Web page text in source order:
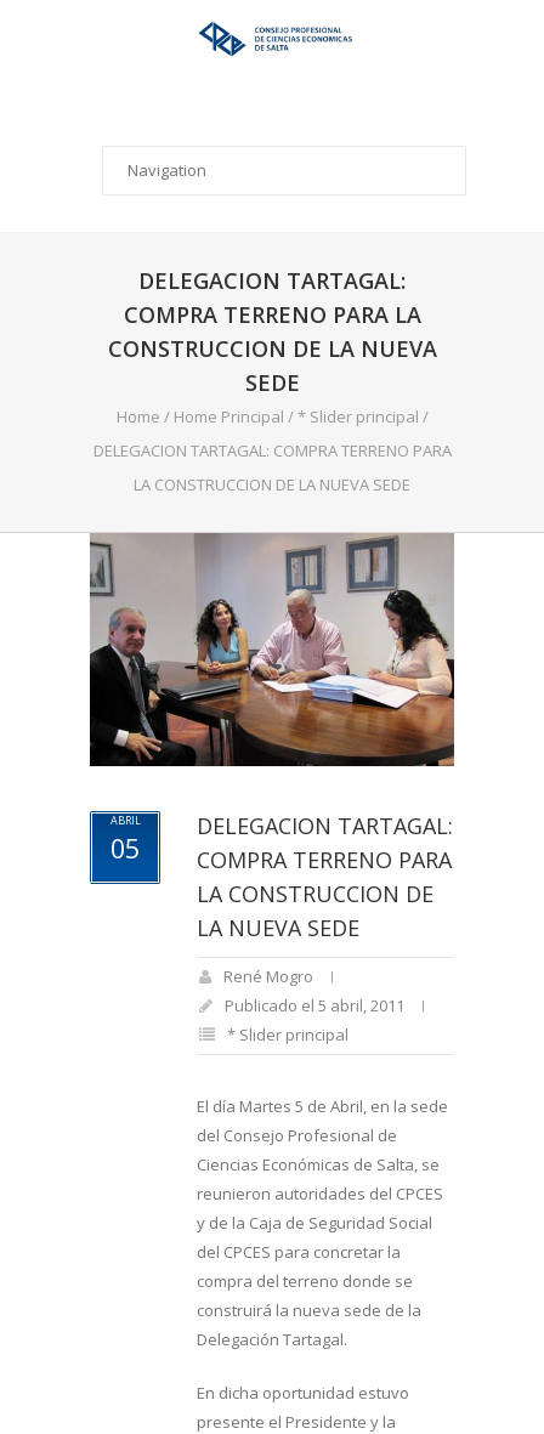
DELEGACION TARTAGAL:
COMPRA TERRENO PARA LA
CONSTRUCCION DE LA NUEVA
SEDE
Home / Home Principal /* Slider principal /
DELEGACION TARTAGAL: COMPRA TERRENO PARA
LA CONSTRUCCION DE LA NUEVA SEDE
ABRIL
05
DELEGACION TARTAGAL:
COMPRA TERRENO PARA
LA CONSTRUCCION DE
LA NUEVA SEDE
René Mogro
Publicado el 5 abril, 2011
* Slider principal
El día Martes 5 de Abril, en la sede
del Consejo Profesional de
Ciencias Económicas de Salta, se
reunieron autoridades del CPCES
y de la Caja de Seguridad Social
del CPCES para concretar la
compra del terreno donde se
construirá la nueva sede de la
Delegación Tartagal.
En dicha oportunidad estuvo
presente el Presidente y la